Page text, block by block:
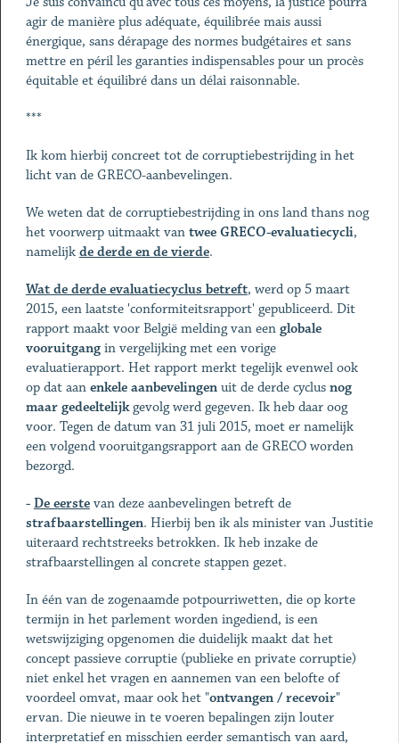
agir de manière plus adéquate, équilibrée mais aussi
énergique, sans dérapage des normes budgétaires et sans
mettre en péril les garanties indispensables pour un procès
équitable et équilibré dans un délai raisonnable.
***
Ik kom hierbij concreet tot de corruptiebestrijding in het
licht van de GRECO-aanbevelingen.
We weten dat de corruptiebestrijding in ons land thans nog
het voorwerp uitmaakt van twee GRECO-evaluatiecycli,
namelijk de derde en de vierde.
Wat de derde evaluatiecyclus betreft, werd op 5 maart
2015, een laatste 'conformiteitsrapport' gepubliceerd. Dit
rapport maakt voor België melding van een globale
vooruitgangin vergelijking met een vorige
evaluatierapport. Het rapport merkt tegelijk evenwel ook
op dat aan enkele aanbevelingenuit de derde cyclus nog
maar gedeeltelijkgevolg werd gegeven. Ik heb daar oog
voor. Tegen de datum van 31 juli 2015, moet er namelijk
een volgend vooruitgangsrapport aan de GRECO worden
bezorgd.
- De eerstevan deze aanbevelingen betreft de
strafbaarstellingen. Hierbij ben ik als minister van Justitie
uiteraard rechtstreeks betrokken. Ik heb inzake de
strafbaarstellingen al concrete stappen gezet.
In één van de zogenaamde potpourriwetten, die op korte
termijn in het parlement worden ingediend, is een
wetswijziging opgenomen die duidelijk maakt dat het
concept passieve corruptie (publieke en private corruptie)
niet enkel het vragen en aannemen van een belofte of
voordeel omvat, maar ook het "ontvangen / recevoir"
ervan. Die nieuwe in te voeren bepalingen zijn louter
interpretatief en misschien eerder semantisch van aard,